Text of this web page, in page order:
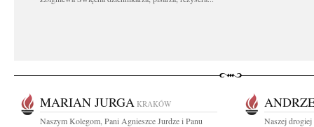
MARIAN JURGA KRAKÓW
Naszym Kolegom, Pani Agnieszce Jurdze i Panu
Naszej